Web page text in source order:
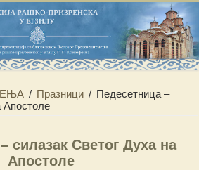
/ Празници / Педесетница –
Апостоле
силазак Светог Духа на
Апостоле